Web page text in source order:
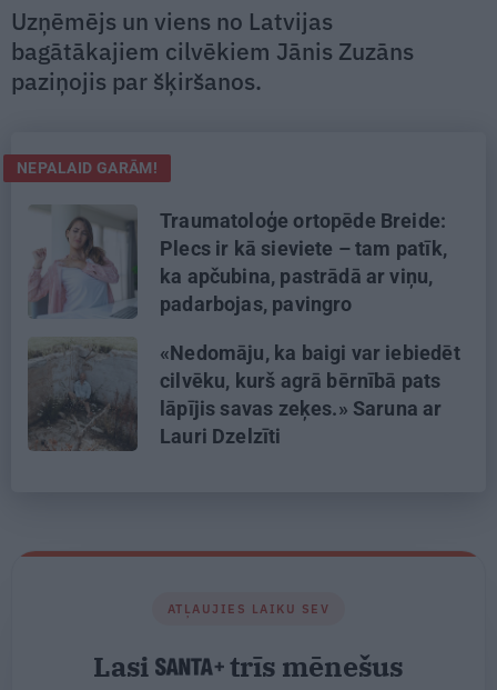
Uzņēmējs un viens no Latvijas
bagātākajiem cilvēkiem Jānis Zuzāns
paziņojis par šķiršanos.
NEPALAID GARĀM!
Traumatoloģe ortopēde Breide:
Plecs ir kā sieviete – tam patīk,
ka apčubina, pastrādā ar viņu,
padarbojas, pavingro
«Nedomāju, ka baigi var iebiedēt
cilvēku, kurš agrā bērnībā pats
lāpījis savas zeķes.» Saruna ar
Lauri Dzelzīti
ATĻAUJIES LAIKU SEV
Lasi trīs mēnešus